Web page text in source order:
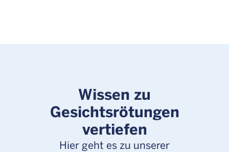
Wissen zu
Gesichtsrötungen
vertiefen
Hier geht es zu unserer